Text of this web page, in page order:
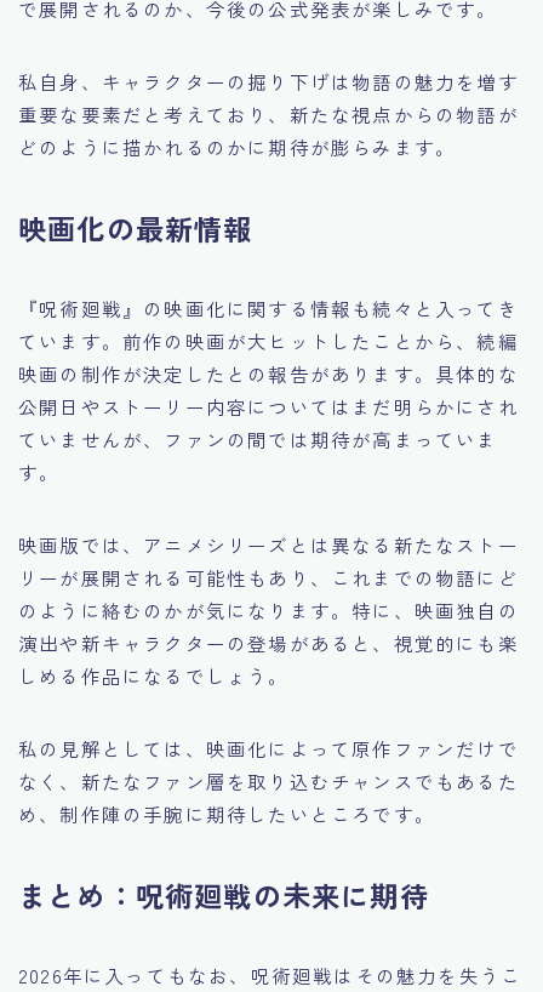
で展開されるのか、今後の公式発表が楽しみです。
私自身、キャラクターの掘り下げは物語の魅力を増す
重要な要素だと考えており、新たな視点からの物語が
どのように描かれるのかに期待が膨らみます。
映画化の最新情報
『呪術廻戦』の映画化に関する情報も続々と入ってき
ています。前作の映画が大ヒットしたことから、続編
映画の制作が決定したとの報告があります。具体的な
公開日やストーリー内容についてはまだ明らかにされ
ていませんが、ファンの間では期待が高まっていま
す。
映画版では、アニメシリーズとは異なる新たなストー
リーが展開される可能性もあり、これまでの物語にど
のように絡むのかが気になります。特に、映画独自の
演出や新キャラクターの登場があると、視覚的にも楽
しめる作品になるでしょう。
私の見解としては、映画化によって原作ファンだけで
なく、新たなファン層を取り込むチャンスでもあるた
め、制作陣の手腕に期待したいところです。
まとめ：呪術廻戦の未来に期待
2026年に入ってもなお、呪術廻戦はその魅力を失うこ